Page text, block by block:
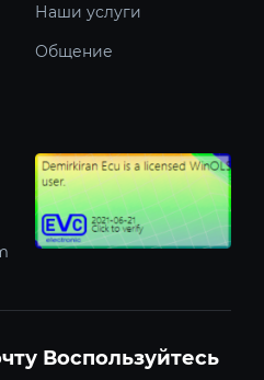
Наши услуги
Общение
Воспользуйтесь